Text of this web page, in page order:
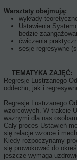
Warsztaty obejmują:
wykłady
Ustawienia
będzie
ćwiczenia
sesje regresywne
TEMATYKA ZAJĘĆ:
Regresje Lustrzanego
oddechu, jak i
Regresje Lustrzanego
wzorcowych. W trakcie
ważnymi dla nas
Cały proces Ustawień
się relacje wzorce i
Kiedy rozpoczynamy
się prowokować do
jeszcze wymaga